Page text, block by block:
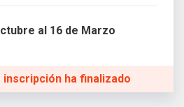
al 16 de Marzo
inscripción ha finalizado